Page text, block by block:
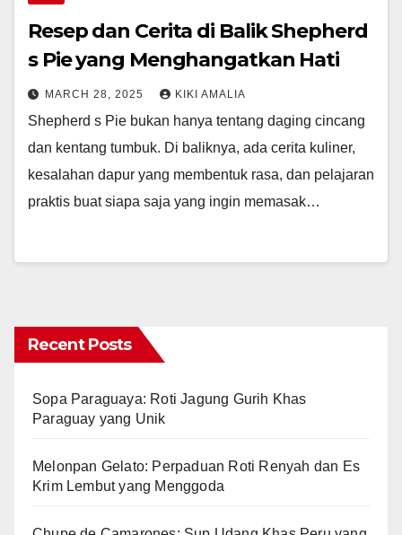
Resep dan Cerita di Balik Shepherd
s Pie yang Menghangatkan Hati
MARCH 28, 2025 KIKI AMALIA
Shepherd s Pie bukan hanya tentang daging cincang
dan kentang tumbuk. Di baliknya, ada cerita kuliner,
kesalahan dapur yang membentuk rasa, dan pelajaran
praktis buat siapa saja yang ingin memasak…
Recent Posts
Sopa Paraguaya: Roti Jagung Gurih Khas
Paraguay yang Unik
Melonpan Gelato: Perpaduan Roti Renyah dan Es
Krim Lembut yang Menggoda